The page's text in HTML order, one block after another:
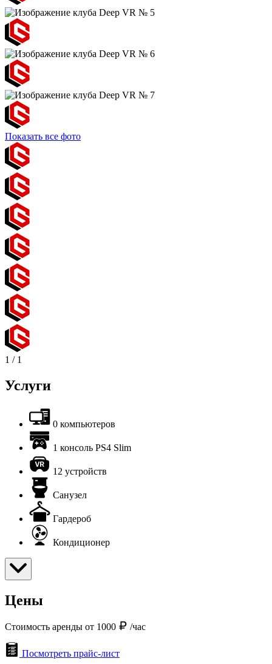
Показать все фото
1 / 1
Услуги
0 компьютеров
1 консоль PS4 Slim
12 устройств
Санузел
Гардероб
Кондиционер
Цены
Стоимость аренды от 1000 /час
Посмотреть прайс-лист